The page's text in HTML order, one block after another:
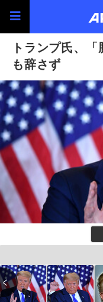
トランプ氏、
も辞さず